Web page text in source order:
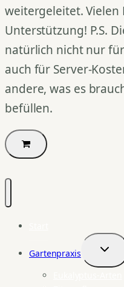
weitergeleitet.
Unterstützung! P.S.
natürlich nicht nur
auch für Server-
andere, was es
befüllen.
Gartenpraxis